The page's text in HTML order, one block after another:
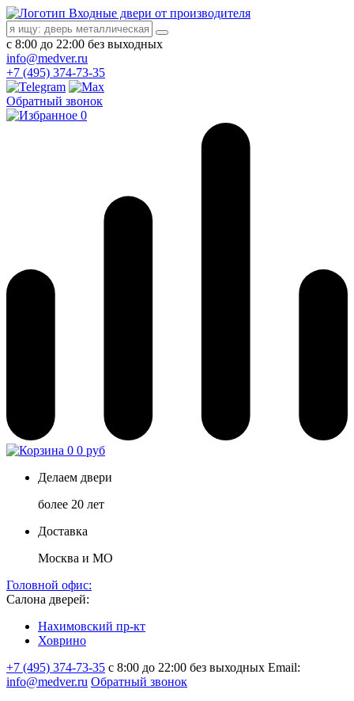
Входные двери от производителя
с 8:00 до 22:00 без выходных
info@medver.ru
+7 (495) 374-73-35
Обратный звонок
0
0 0 руб
Делаем двери
более 20 лет
Доставка
Москва и МО
Головной офис:
Салона дверей:
Нахимовский пр-кт
Ховрино
+7 (495) 374-73-35 с 8:00 до 22:00 без выходных Email:
info@medver.ru Обратный звонок